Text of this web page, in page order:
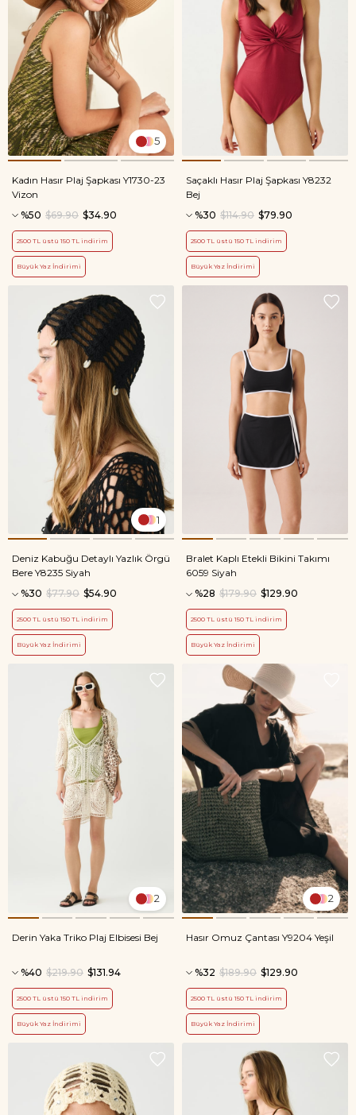
5
Kadın Hasır Plaj Şapkası Y1730-23
Vizon
%50
$34.90
$69.90
2500 TL üstü 150 TL indirim
Büyük Yaz İndirimi
Saçaklı Hasır Plaj Şapkası Y8232
Bej
%30
$79.90
$114.90
2500 TL üstü 150 TL indirim
Büyük Yaz İndirimi
1
Deniz Kabuğu Detaylı Yazlık Örgü
Bere Y8235 Siyah
%30
$54.90
$77.90
2500 TL üstü 150 TL indirim
Büyük Yaz İndirimi
Bralet Kaplı Etekli Bikini Takımı
6059 Siyah
%28
$129.90
$179.90
2500 TL üstü 150 TL indirim
Büyük Yaz İndirimi
2
Derin Yaka Triko Plaj Elbisesi Bej
%40 $131.94
$219.90
2500 TL üstü 150 TL indirim
Büyük Yaz İndirimi
2
Hasır Omuz Çantası Y9204 Yeşil
%32 $129.90
$189.90
2500 TL üstü 150 TL indirim
Büyük Yaz İndirimi